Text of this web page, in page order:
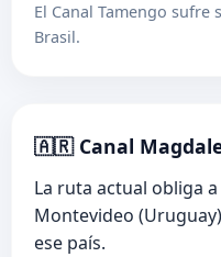
El Canal Tamengo
Brasil.
🇦🇷 Canal
La ruta actual obliga
Montevideo
ese país.